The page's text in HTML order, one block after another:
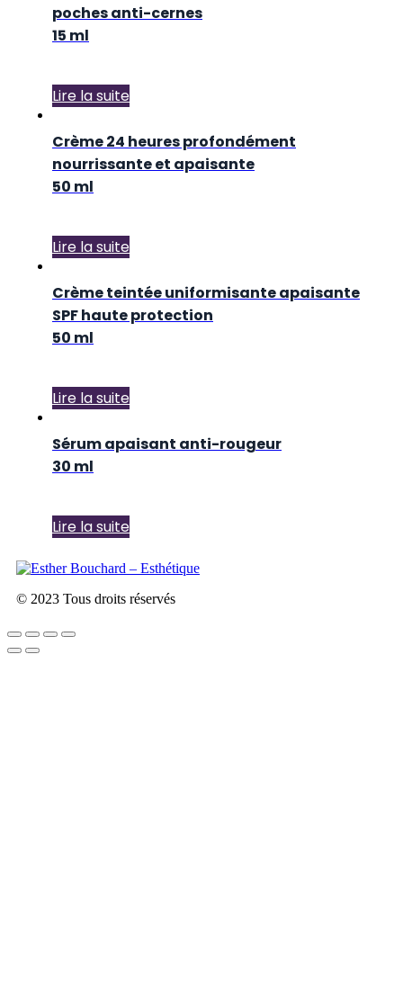
poches anti-cernes
15 ml
Lire la suite
Crème 24 heures profondément
nourrissante et apaisante
50 ml
Lire la suite
Crème teintée uniformisante apaisante
SPF haute protection
50 ml
Lire la suite
Sérum apaisant anti-rougeur
30 ml
Lire la suite
© 2023 Tous droits réservés